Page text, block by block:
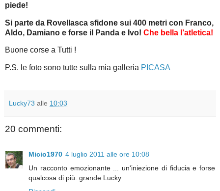
piede!
Si parte da Rovellasca sfidone sui 400 metri con Franco,
Aldo, Damiano e forse il Panda e Ivo! Che bella l’atletica!
Buone corse a Tutti !
P.S. le foto sono tutte sulla mia galleria PICASA
Lucky73 alle 10:03
20 commenti:
Micio1970 4 luglio 2011 alle ore 10:08
Un racconto emozionante ... un'iniezione di fiducia e forse
qualcosa di più: grande Lucky